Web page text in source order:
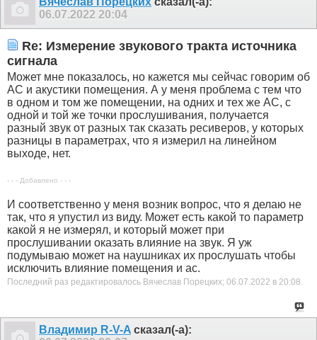
06.07.2022 20:04
Re: Измерение звукового тракта источника
сигнала
Может мне показалось, но кажется мы сейчас говорим об
АС и акустики помещения. А у меня проблема с тем что
в одном и том же помещении, на одних и тех же АС, с
одной и той же точки прослушивания, получается
разный звук от разных так сказать ресиверов, у которых
разницы в параметрах, что я измерил на линейном
выходе, нет.
- - - Добавлено - - -
И соответственно у меня возник вопрос, что я делаю не
так, что я упустил из виду. Может есть какой то параметр
какой я не измерял, и который может при
прослушивании оказать влияние на звук. Я уж
подумываю может на наушниках их прослушать чтобы
исключить влияние помещения и ас.
Последний раз редактировалось Вячеслав Порецких; 06.07.2022 в 20:08.
Владимир R-V-A сказал(-а):